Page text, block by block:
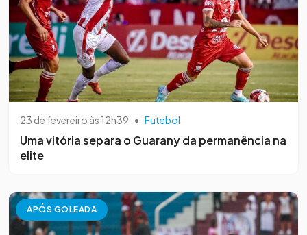
23 de fevereiro às 12h39 • Futebol
Uma vitória separa o Guarany da permanência na
elite
APÓS GOLEADA